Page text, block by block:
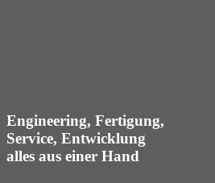
Engineering, Fertigung,
Service, Entwicklung
alles aus einer Hand